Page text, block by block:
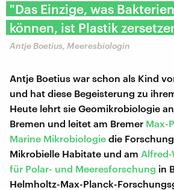
"Das Einzige, was
können, ist Plastik
Antje Boetius, Meeresbiologin
Antje Boetius war schon als Kind
und hat diese Begeisterung zu
Heute lehrt sie Geomikrobiologie
Bremen und leitet am Bremer Max-
Marine Mikrobiologie die
Mikrobielle Habitate und am
für Polar- und Meeresforschung in
Helmholtz-Max-Planck-